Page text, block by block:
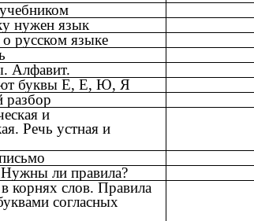
нужен язык
русском языке
Алфавит.
буквы Е, Е, Ю, Я
разбор
и
Речь устная и
ли правила?
корнях слов. Правила
согласных